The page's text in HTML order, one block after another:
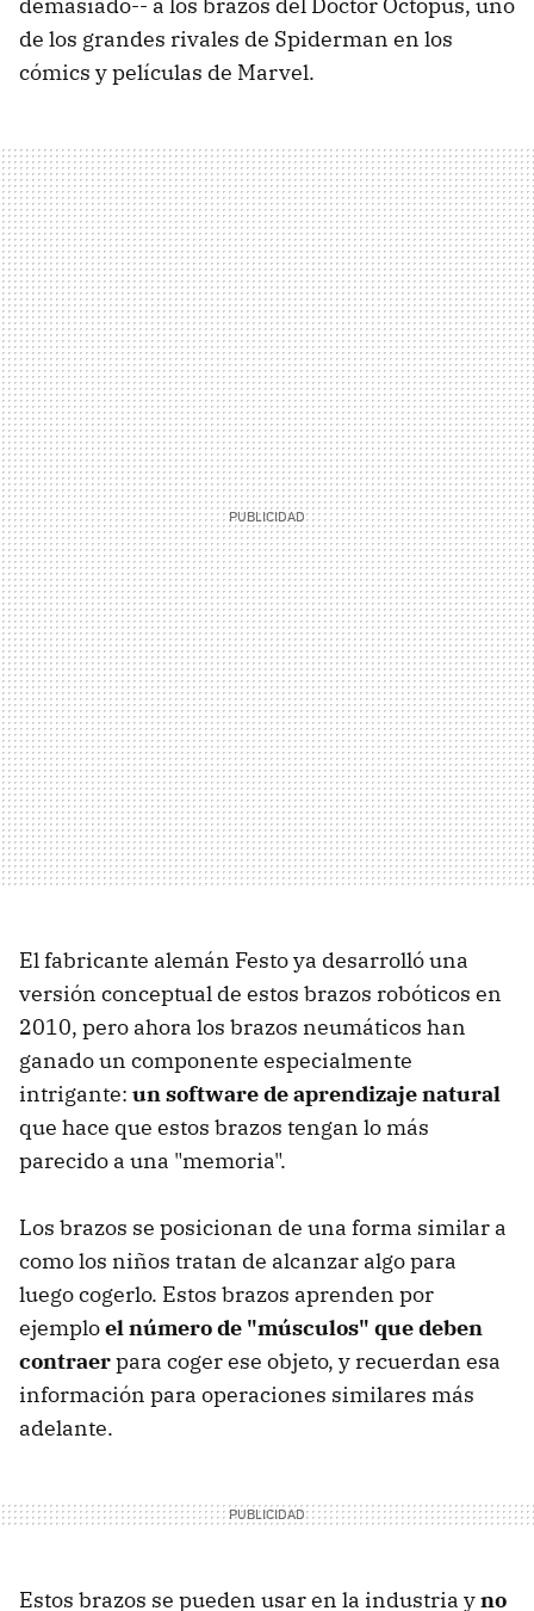
de los grandes rivales de Spiderman en los
cómics y películas de Marvel.
El fabricante alemán Festo ya desarrolló una
versión conceptual de estos brazos robóticos en
2010, pero ahora los brazos neumáticos han
ganado un componente especialmente
intrigante: un software de aprendizaje natural
que hace que estos brazos tengan lo más
parecido a una "memoria".
Los brazos se posicionan de una forma similar a
como los niños tratan de alcanzar algo para
luego cogerlo. Estos brazos aprenden por
ejemploel número de "músculos" que deben
contraerpara coger ese objeto, y recuerdan esa
información para operaciones similares más
adelante.
Estos brazos se pueden usar en la industria yno